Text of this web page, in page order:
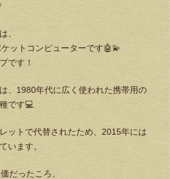
、
ットコンピューターです🤖💫
です！
、1980年代に広く使われた携帯用の
です💻
ットで代替されたため、2015年には
います。
だったころ、